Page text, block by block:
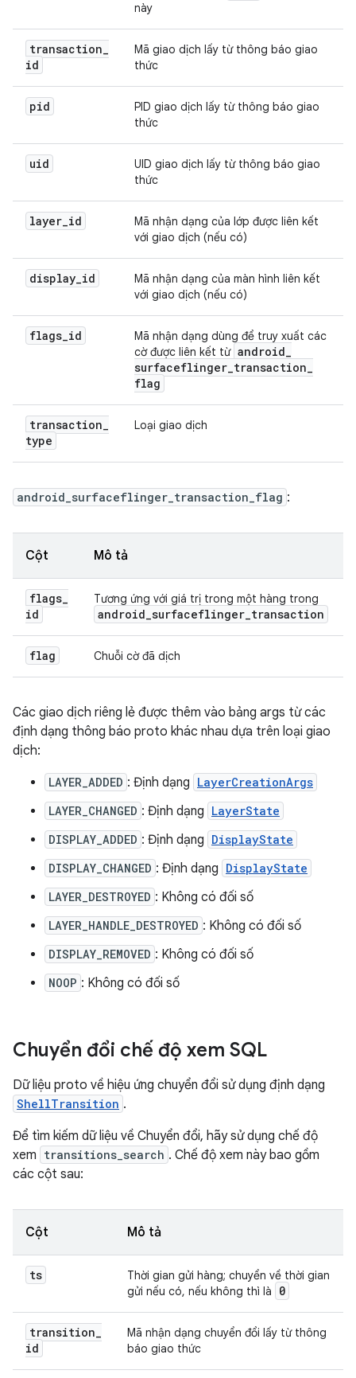
này
transaction_
id
Mã giao dịch lấy từ thông báo giao
thức
pid
PID giao dịch lấy từ thông báo giao
thức
uid
UID giao dịch lấy từ thông báo giao
thức
layer_id
Mã nhận dạng của lớp được liên kết
với giao dịch (nếu có)
display_id
Mã nhận dạng của màn hình liên kết
với giao dịch (nếu có)
flags_id
Mã nhận dạng dùng để truy xuất các
cờ được liên kết từ android_
surfaceflinger_transaction_
flag
transaction_
type
Loại giao dịch
android_surfaceflinger_transaction_flag :
Cột Mô tả
flags_
id
Tương ứng với giá trị trong một hàng trong
android_surfaceflinger_transaction
flag Chuỗi cờ đã dịch
Các giao dịch riêng lẻ được thêm vào bảng args từ các
định dạng thông báo proto khác nhau dựa trên loại giao
dịch:
LAYER_ADDED : Định dạng LayerCreationArgs
LAYER_CHANGED : Định dạng LayerState
DISPLAY_ADDED : Định dạng DisplayState
DISPLAY_CHANGED : Định dạng DisplayState
LAYER_DESTROYED : Không có đối số
LAYER_HANDLE_DESTROYED : Không có đối số
DISPLAY_REMOVED : Không có đối số
NOOP : Không có đối số
Chuyển đổi chế độ xem SQL
Dữ liệu proto về hiệu ứng chuyển đổi sử dụng định dạng
ShellTransition .
Để tìm kiếm dữ liệu về Chuyển đổi, hãy sử dụng chế độ
xem transitions_search . Chế độ xem này bao gồm
các cột sau:
Cột Mô tả
ts
Thời gian gửi hàng; chuyển về thời gian
gửi nếu có, nếu không thì là
0
transition_
id
Mã nhận dạng chuyển đổi lấy từ thông
báo giao thức